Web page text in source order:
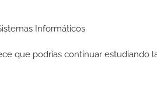
Informáticos
que podrías continuar estudiando